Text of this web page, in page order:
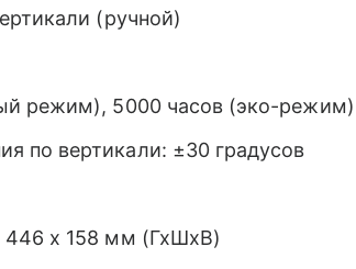
(ручной)
режим), 5000 часов (эко-режим)
по вертикали: ±30 градусов
446 х 158 мм (ГхШхВ)